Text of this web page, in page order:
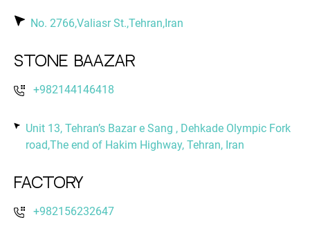
No. 2766,Valiasr St.,Tehran,Iran
Stone Baazar
+982144146418
Unit 13, Tehran’s Bazar e Sang , Dehkade Olympic Fork
road,The end of Hakim Highway, Tehran, Iran
Factory
+982156232647